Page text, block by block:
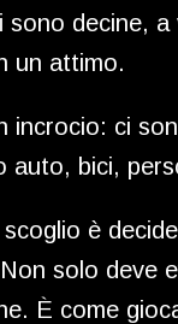
sono decine,
un attimo.
incrocio: ci
auto, bici,
è
solo deve
È come